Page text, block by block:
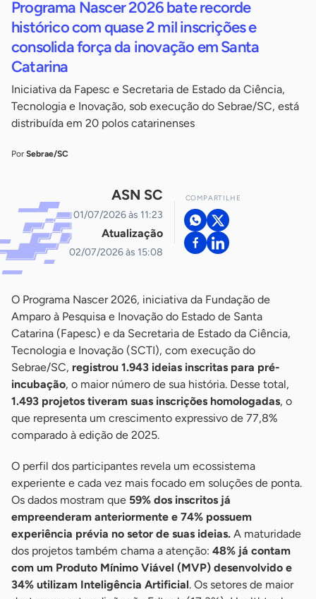
Programa Nascer 2026 bate recorde
histórico com quase 2 mil inscrições e
consolida força da inovação em Santa
Catarina
Iniciativa da Fapesc e Secretaria de Estado da Ciência,
Tecnologia e Inovação, sob execução do Sebrae/SC, está
distribuída em 20 polos catarinenses
Por Sebrae/SC
ASN SC
01/07/2026 às 11:23
Atualização
02/07/2026 às 15:08
COMPARTILHE
O Programa Nascer 2026, iniciativa da Fundação de
Amparo à Pesquisa e Inovação do Estado de Santa
Catarina (Fapesc) e da Secretaria de Estado da Ciência,
Tecnologia e Inovação (SCTI), com execução do
Sebrae/SC, registrou 1.943 ideias inscritas para pré-
incubação, o maior número de sua história. Desse total,
1.493 projetos tiveram suas inscrições homologadas, o
que representa um crescimento expressivo de 77,8%
comparado à edição de 2025.
O perfil dos participantes revela um ecossistema
experiente e cada vez mais focado em soluções de ponta.
Os dados mostram que 59% dos inscritos já
empreenderam anteriormente e 74% possuem
experiência prévia no setor de suas ideias. A maturidade
dos projetos também chama a atenção: 48% já contam
com um Produto Mínimo Viável (MVP) desenvolvido e
34% utilizam Inteligência Artificial. Os setores de maior